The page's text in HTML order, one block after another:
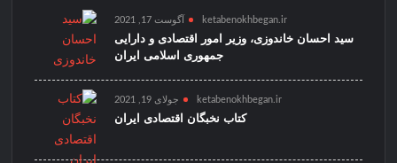
ketabenokhbegan.ir آگوست 17, 2021
سید احسان خاندوزی، وزیر امور اقتصادی و دارایی
جمهوری اسلامی ایران
ketabenokhbegan.ir جولای 19, 2021
کتاب نخبگان اقتصادی ایران